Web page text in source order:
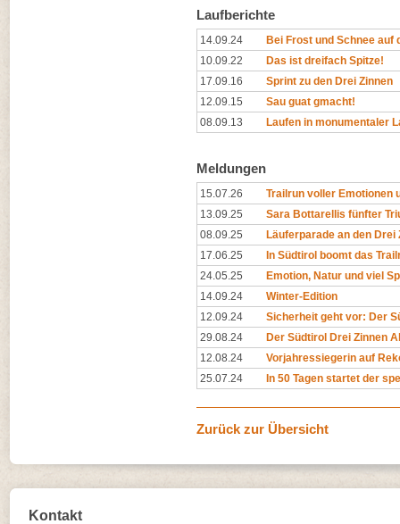
Laufberichte
14.09.24
Bei Frost und Schnee auf
10.09.22
Das ist dreifach Spitze!
17.09.16
Sprint zu den Drei Zinnen
12.09.15
Sau guat gmacht!
08.09.13
Laufen in monumentaler
Meldungen
15.07.26
Trailrun voller Emotionen
13.09.25
Sara Bottarellis fünfter
08.09.25
Läuferparade an den Drei
17.06.25
In Südtirol boomt das
24.05.25
Emotion, Natur und viel
14.09.24
Winter-Edition
12.09.24
Sicherheit geht vor: Der
29.08.24
Der Südtirol Drei Zinnen
12.08.24
Vorjahressiegerin auf
25.07.24
In 50 Tagen startet der
Zurück zur Übersicht
Kontakt